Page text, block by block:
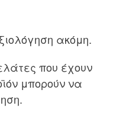
ακόμη.
που έχουν
μπορούν να